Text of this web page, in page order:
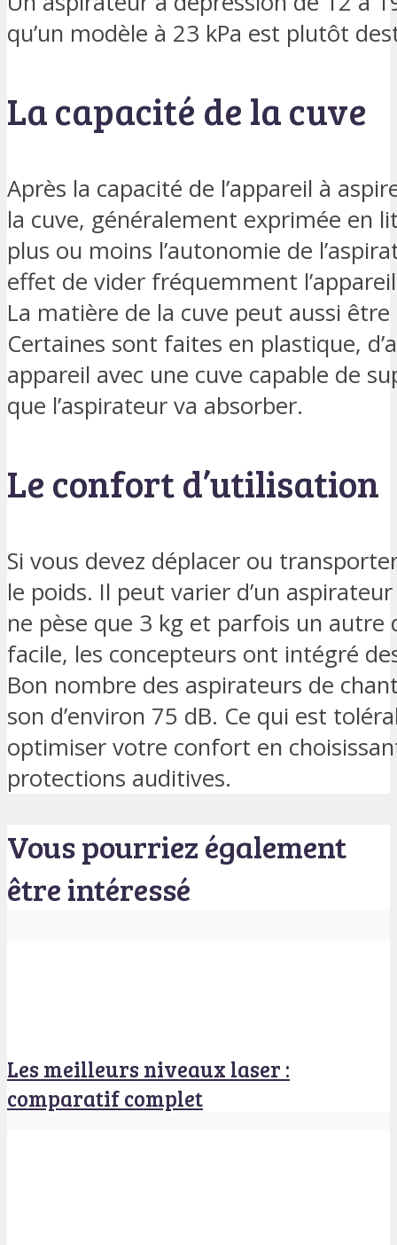
qu’un modèle à 23 kPa est plutôt
La capacité de la cuve
Après la capacité de l’appareil à
la cuve, généralement exprimée en
plus ou moins l’autonomie de
effet de vider fréquemment
La matière de la cuve peut aussi
Certaines sont faites en plastique,
appareil avec une cuve capable de
que l’aspirateur va absorber.
Le confort d’utilisation
Si vous devez déplacer ou
le poids. Il peut varier d’un
ne pèse que 3 kg et parfois un
facile, les concepteurs ont intégré
Bon nombre des aspirateurs de
son d’environ 75 dB. Ce qui est
optimiser votre confort en
protections auditives.
Vous pourriez également
être intéressé
Les meilleurs niveaux laser :
comparatif complet